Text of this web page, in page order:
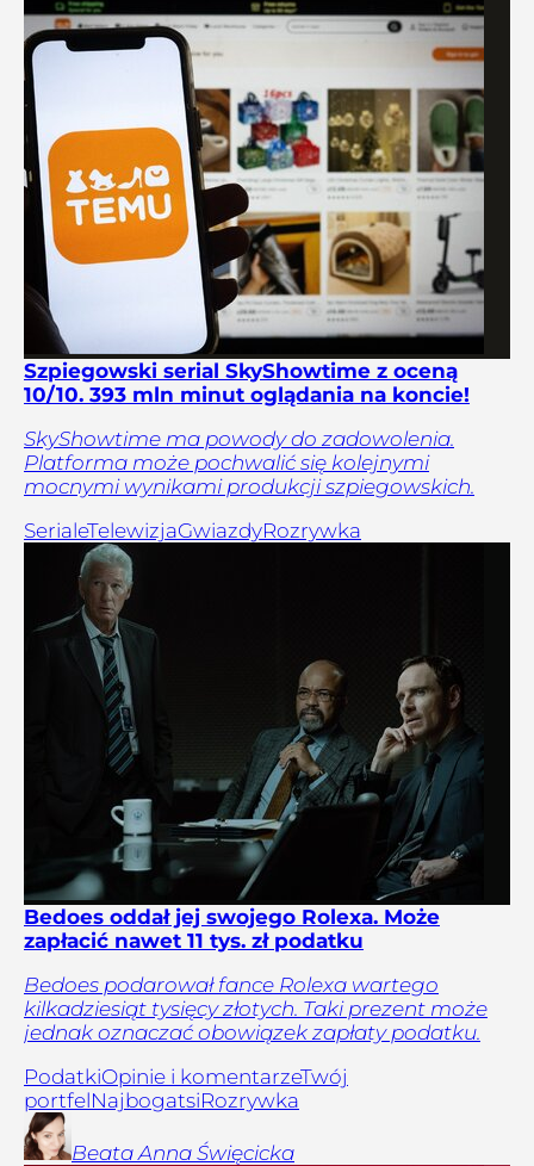
Szpiegowski serial SkyShowtime z oceną
10/10. 393 mln minut oglądania na koncie!
SkyShowtime ma powody do zadowolenia.
Platforma może pochwalić się kolejnymi
mocnymi wynikami produkcji szpiegowskich.
SerialeTelewizjaGwiazdyRozrywka
Bedoes oddał jej swojego Rolexa. Może
zapłacić nawet 11 tys. zł podatku
Bedoes podarował fance Rolexa wartego
kilkadziesiąt tysięcy złotych. Taki prezent może
jednak oznaczać obowiązek zapłaty podatku.
PodatkiOpinie i komentarzeTwój
portfelNajbogatsiRozrywka
Beata Anna Święcicka